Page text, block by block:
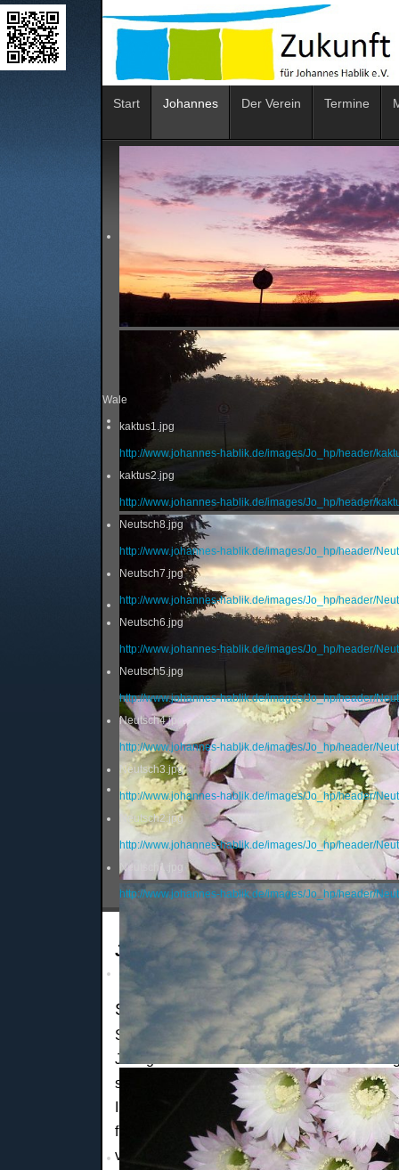
Start Johannes Der Verein Termine
Wale
kaktus1.jpg
http://www.johannes-hablik.de/images/Jo_hp/header/
kaktus2.jpg
http://www.johannes-hablik.de/images/Jo_hp/header/
Neutsch8.jpg
http://www.johannes-hablik.de/images/Jo_hp/header/
Neutsch7.jpg
http://www.johannes-hablik.de/images/Jo_hp/header/
Neutsch6.jpg
http://www.johannes-hablik.de/images/Jo_hp/header/
Neutsch5.jpg
http://www.johannes-hablik.de/images/Jo_hp/header/
Neutsch4.jpg
http://www.johannes-hablik.de/images/Jo_hp/header/
Neutsch3.jpg
http://www.johannes-hablik.de/images/Jo_hp/header/
Neutsch2.jpg
http://www.johannes-hablik.de/images/Jo_hp/header/
Neutsch1.jpg
http://www.johannes-hablik.de/images/Jo_hp/header/
Johannes
So viele Träume ...
Sport war sein Leben, und begeistern
Jährige für Vieles. Doch seine Leidenschaft
seinem fünften Lebensjahr ging er zum TV
In den neunziger Jahren entdeckte er
für sich - eine Wettkampfform, die
verbindet. Hier feierte er seine größten